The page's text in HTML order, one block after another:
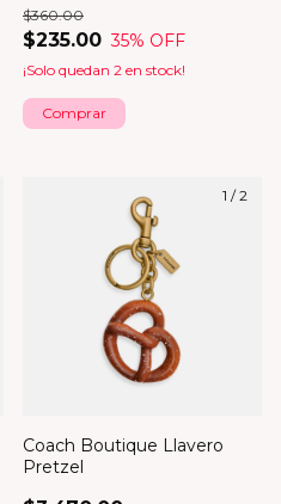
$235.00
$360.00
35% OFF
¡Solo quedan 2 en stock!
1 /2
Coach Boutique Llavero
Pretzel